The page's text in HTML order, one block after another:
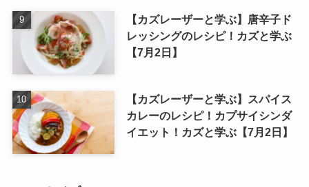
【カズレーザーと学ぶ】唐辛子ド
レッシングのレシピ！カズと学ぶ
【7月2日】
【カズレーザーと学ぶ】スパイス
カレーのレシピ！カプサイシンダ
イエット！カズと学ぶ【7月2日】